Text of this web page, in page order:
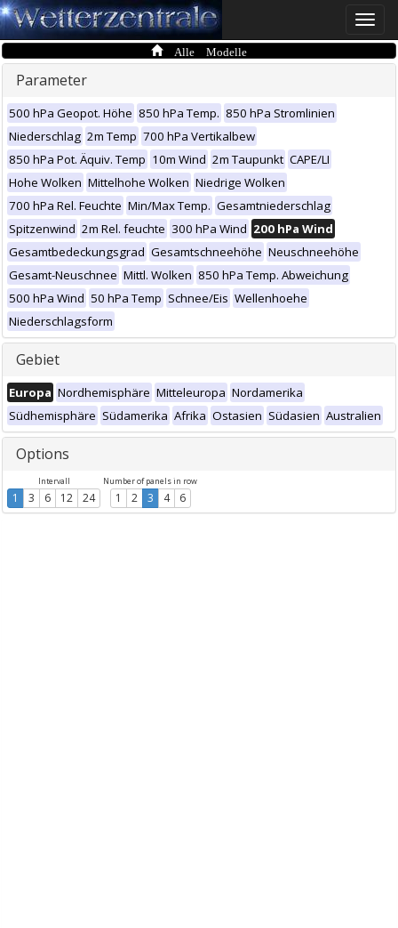
Toggle
Alle Modelle
Parameter
500 hPa Geopot. Höhe 850 hPa Temp. 850 hPa Stromlinien
Niederschlag 2m Temp 700 hPa Vertikalbew
850 hPa Pot. Äquiv. Temp 10m Wind 2m Taupunkt CAPE/LI
Hohe Wolken Mittelhohe Wolken Niedrige Wolken
700 hPa Rel. Feuchte Min/Max Temp. Gesamtniederschlag
Spitzenwind 2m Rel. feuchte 300 hPa Wind 200 hPa Wind
Gesamtbedeckungsgrad Gesamtschneehöhe Neuschneehöhe
Gesamt-Neuschnee Mittl. Wolken 850 hPa Temp. Abweichung
500 hPa Wind 50 hPa Temp Schnee/Eis Wellenhoehe
Niederschlagsform
Gebiet
Europa Nordhemisphäre Mitteleuropa Nordamerika
Südhemisphäre Südamerika Afrika Ostasien Südasien Australien
Options
Intervall
1 3 6 12 24
Number of panels in row
1 2 3 4 6